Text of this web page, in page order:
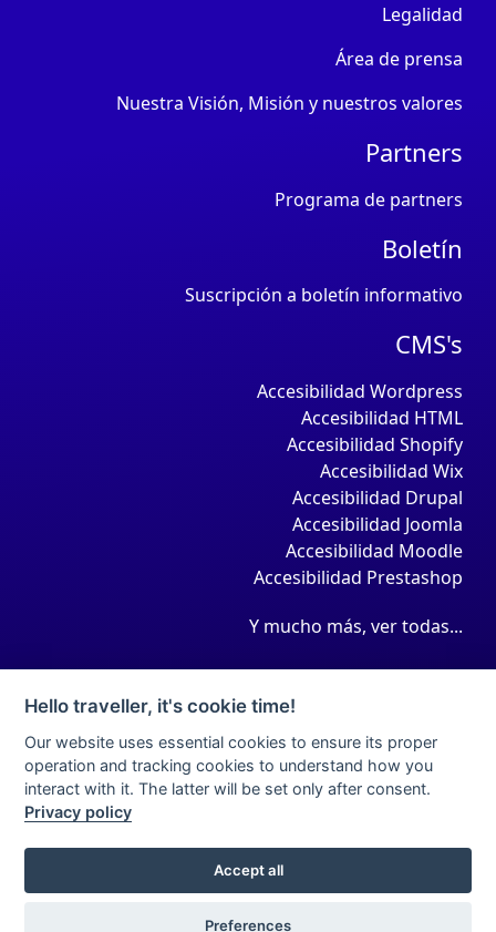
Legalidad
Área de prensa
Nuestra Visión, Misión y nuestros valores
Partners
Programa de partners
Boletín
Suscripción a boletín informativo
CMS's
Accesibilidad Wordpress
Accesibilidad HTML
Accesibilidad Shopify
Accesibilidad Wix
Accesibilidad Drupal
Accesibilidad Joomla
Accesibilidad Moodle
Accesibilidad Prestashop
Y mucho más, ver todas...
Aviso legal
Política de privacidad
Política de cookies
Declaracion de accessibilidad
Sitemap
2022 Accedeme. All Rights Reserved.
Hello traveller, it's cookie time!
Our website uses essential cookies to ensure its proper
operation and tracking cookies to understand how you
interact with it. The latter will be set only after consent.
Privacy policy
Accept all
Preferences